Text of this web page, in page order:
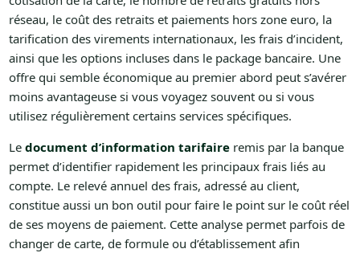
réseau, le coût des retraits et paiements hors zone euro, la
tarification des virements internationaux, les frais d’incident,
ainsi que les options incluses dans le package bancaire. Une
offre qui semble économique au premier abord peut s’avérer
moins avantageuse si vous voyagez souvent ou si vous
utilisez régulièrement certains services spécifiques.
Le document d’information tarifaireremis par la banque
permet d’identifier rapidement les principaux frais liés au
compte. Le relevé annuel des frais, adressé au client,
constitue aussi un bon outil pour faire le point sur le coût réel
de ses moyens de paiement. Cette analyse permet parfois de
changer de carte, de formule ou d’établissement afin